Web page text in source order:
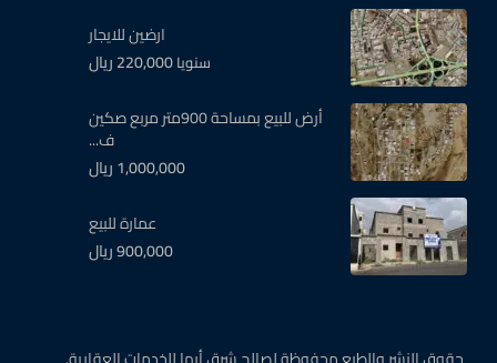
ارضين للايجار
سنويا220,000 ريال
أرض للبيع بمساحة 900متر مربع صكين
ف...
1,000,000 ريال
عمارة للبيع
900,000 ريال